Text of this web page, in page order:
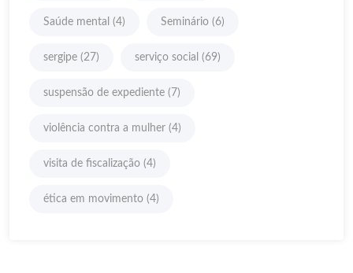
Saúde mental (4) Seminário (6)
sergipe (27) serviço social (69)
suspensão de expediente (7)
violência contra a mulher (4)
visita de fiscalização (4)
ética em movimento (4)